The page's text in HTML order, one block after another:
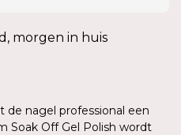
morgen in huis
de nagel professional een
Soak Off Gel Polish wordt